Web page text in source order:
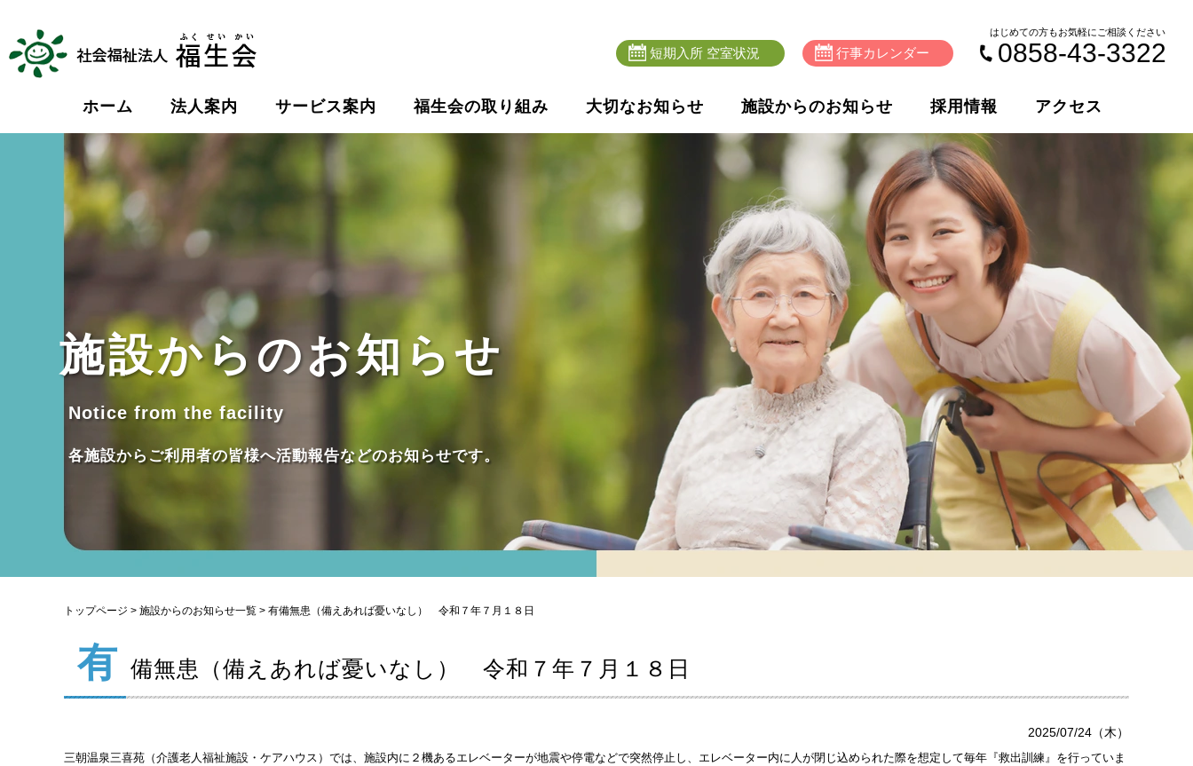
はじめての方もお気軽にご相談ください
0858-43-3322
行事カレンダー
短期入所 空室状況
ホーム 法人案内 サービス案内 福生会の取り組み 大切なお知らせ 施設からのお知らせ 採用情報 アクセス
施設からのお知らせ
Notice from the facility
各施設からご利用者の皆様へ活動報告などのお知らせです。
トップページ > 施設からのお知らせ一覧 > 有備無患（備えあれば憂いなし） 令和７年７月１８日
有 備無患（備えあれば憂いなし） 令和７年７月１８日
2025/07/24（木）
三朝温泉三喜苑（介護老人福祉施設・ケアハウス）では、施設内に２機あるエレベーターが地震や停電などで突然停止し、エレベーター内に人が閉じ込められた際を想定して毎年『救出訓練』を行っていま